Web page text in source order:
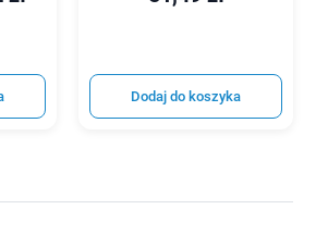
Dodaj do koszyka